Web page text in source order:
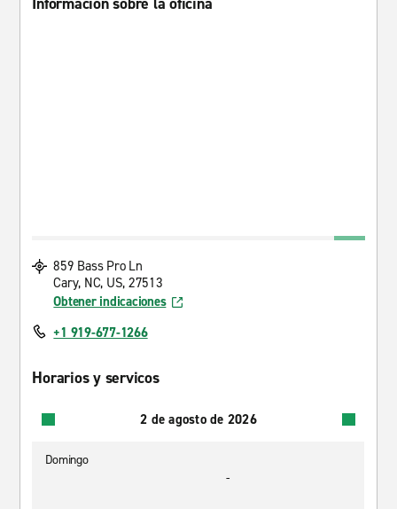
859 Bass Pro Ln
Cary, NC, US, 27513
Obtener indicaciones
+1 919-677-1266
Horarios y servicos
2 de agosto de 2026
Domingo
-